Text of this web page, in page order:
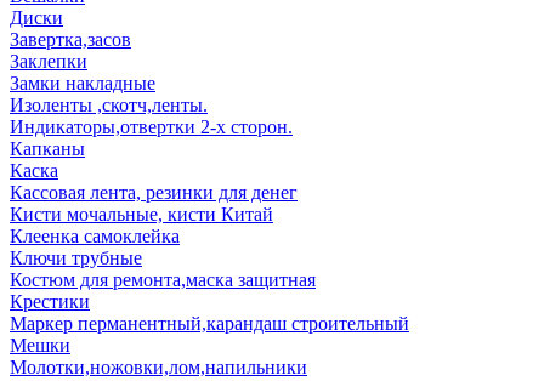
Диски
Завертка,засов
Заклепки
Замки накладные
Изоленты ,скотч,ленты.
Индикаторы,отвертки 2-х сторон.
Капканы
Каска
Кассовая лента, резинки для денег
Кисти мочальные, кисти Китай
Клеенка самоклейка
Ключи трубные
Костюм для ремонта,маска защитная
Крестики
Маркер перманентный,карандаш строительный
Мешки
Молотки,ножовки,лом,напильники